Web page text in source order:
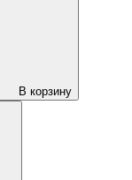
В корзину